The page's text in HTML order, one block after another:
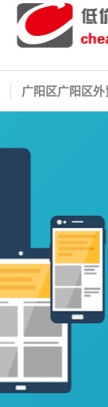
广阳区广阳区